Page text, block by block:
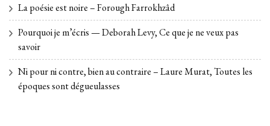
La poésie est noire – Forough Farrokhzâd
Pourquoi je m’écris — Deborah Levy, Ce que je ne veux pas
savoir
Ni pour ni contre, bien au contraire – Laure Murat, Toutes les
époques sont dégueulasses